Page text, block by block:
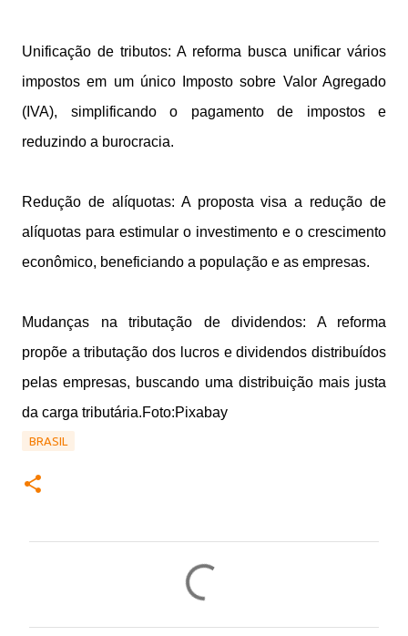
Unificação de tributos: A reforma busca unificar vários
impostos em um único Imposto sobre Valor Agregado
(IVA), simplificando o pagamento de impostos e
reduzindo a burocracia.
Redução de alíquotas: A proposta visa a redução de
alíquotas para estimular o investimento e o crescimento
econômico, beneficiando a população e as empresas.
Mudanças na tributação de dividendos: A reforma
propõe a tributação dos lucros e dividendos distribuídos
pelas empresas, buscando uma distribuição mais justa
da carga tributária.Foto:Pixabay
BRASIL